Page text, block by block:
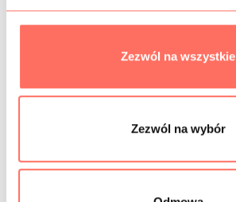
Zezwól na wszystkie
Zezwól na wybór
INFORMACJE DODATKOWE
SKŁAD